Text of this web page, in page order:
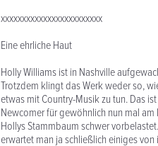
xxxxxxxxxxxxxxxxxxxxxxxx
Eine ehrliche Haut
Holly Williams ist in Nashville
Trotzdem klingt das Werk weder so,
etwas mit Country-Musik zu tun. Das
Newcomer für gewöhnlich nun mal
Hollys Stammbaum schwer
erwartet man ja schließlich einiges